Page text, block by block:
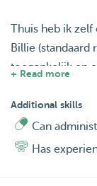
Thuis heb ik
Billie
toegankelijk en
gemak voelt. Ik
om en spelen
+ Read more
Additional skills
Can
Has